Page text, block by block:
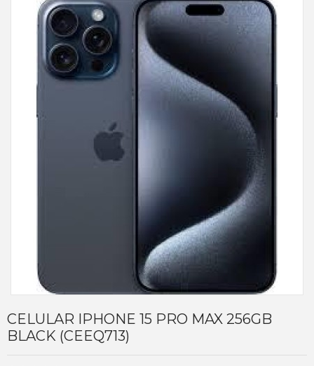
CELULAR IPHONE 15 PRO MAX 256GB
BLACK (CEEQ713)